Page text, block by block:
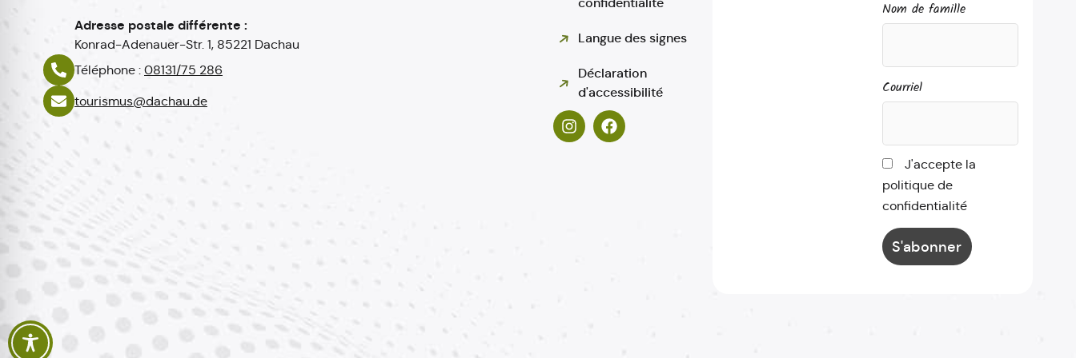
Adresse postale différente :
Konrad-Adenauer-Str. 1, 85221 Dachau
Téléphone : 08131/75 286
tourismus@dachau.de
Langue des signes
Déclaration
d'accessibilité
Nom de famille
Courriel
J'accepte la
politique de
confidentialité